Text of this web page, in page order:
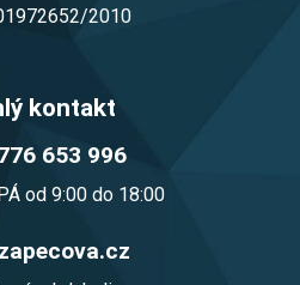
2010
kontakt
653 996
od 9:00 do 18:00